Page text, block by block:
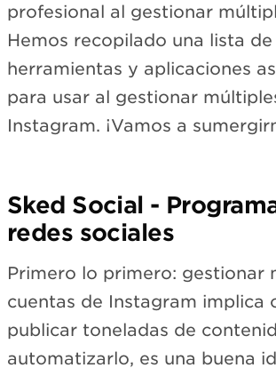
profesional al gestionar
Hemos recopilado una lista de
herramientas y aplicaciones
para usar al gestionar
Instagram. ¡Vamos a
Sked Social -
redes sociales
Primero lo primero: gestionar
cuentas de Instagram implica
publicar toneladas de
automatizarlo, es una buena